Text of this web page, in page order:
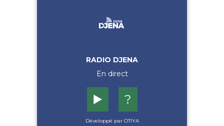
RADIO DJENA
En direct
▶️ ?
Développé par OTIYA